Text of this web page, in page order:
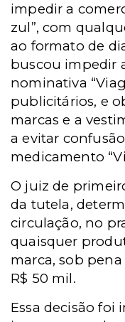
impedir a
zul”, com
ao formato de
buscou impedir
nominativa
publicitários, e
marcas e a
a evitar
medicamento
O juiz de
da tutela,
circulação, no
quaisquer
marca, sob
R$ 50 mil.
Essa decisão foi